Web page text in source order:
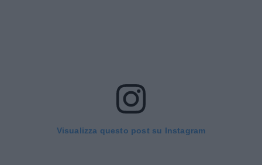
Visualizza questo post su Instagram